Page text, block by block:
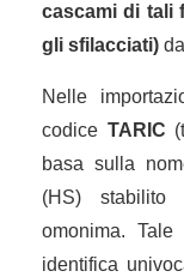
cascami di tali
gli sfilacciati)
Nelle
codice TARIC
basa sulla
(HS) stabilito
omonima.
identifica